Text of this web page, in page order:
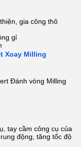
gia công thô
gỉ
Xoay Milling
Đánh vòng Milling
tay cầm công cụ của
động, tăng tốc độ